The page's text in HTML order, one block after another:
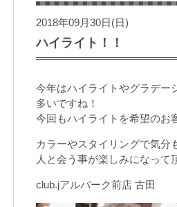
2018年09月30日(日)
ハイライト！！
今年はハイライトやグラデー
多いですね！
今回もハイライトを希望のお
カラーやスタイリングで気分
人と会う事が楽しみになって
club.jアルパーク前店 古田